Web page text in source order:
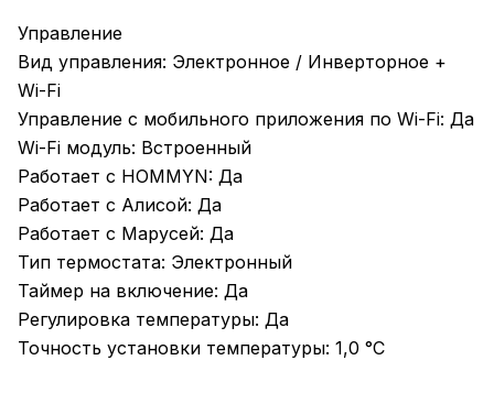
Управление
Вид управления: Электронное / Инверторное +
Wi-Fi
Управление c мобильного приложения по Wi-Fi: Да
Wi-Fi модуль: Встроенный
Работает с HOMMYN: Да
Работает с Алисой: Да
Работает с Марусей: Да
Тип термостата: Электронный
Таймер на включение: Да
Регулировка температуры: Да
Точность установки температуры: 1,0 °С